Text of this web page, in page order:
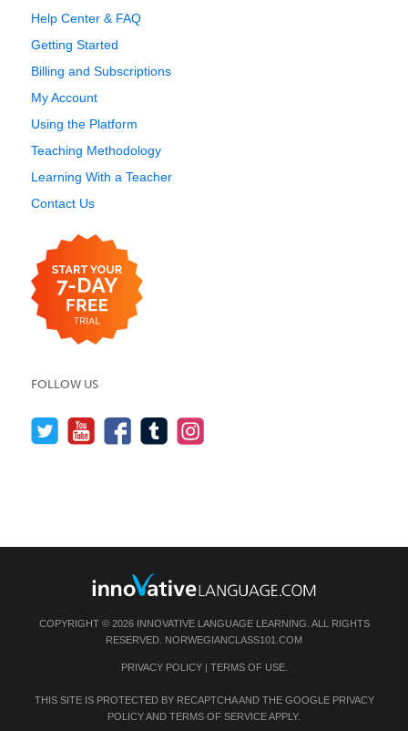
Help Center & FAQ
Getting Started
Billing and Subscriptions
My Account
Using the Platform
Teaching Methodology
Learning With a Teacher
Contact Us
FOLLOW US
COPYRIGHT © 2026 INNOVATIVE LANGUAGE LEARNING. ALL RIGHTS
RESERVED. NORWEGIANCLASS101.COM
PRIVACY POLICY| TERMS OF USE.
THIS SITE IS PROTECTED BY RECAPTCHA AND THE GOOGLE PRIVACY
POLICYAND TERMS OF SERVICEAPPLY.